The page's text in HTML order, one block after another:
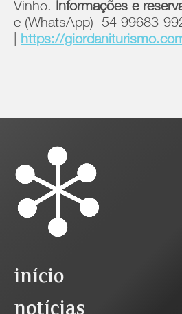
Vinho. Informações e
e (WhatsApp) 54 99683-
https://
início
notícias